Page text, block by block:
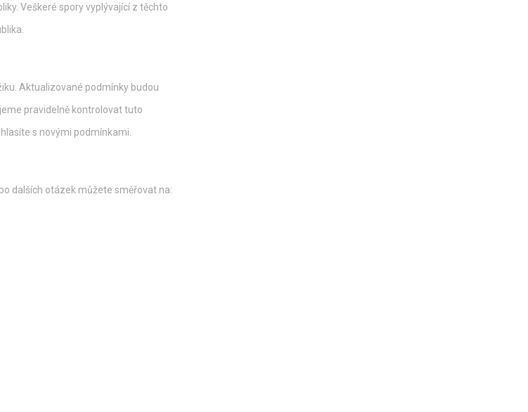
Veškeré spory vyplývající z těchto
Aktualizované podmínky budou
pravidelně kontrolovat tuto
s novými podmínkami.
dalších otázek můžete směřovat na: